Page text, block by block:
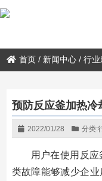
首页 / 新闻中心 /行业
预防反应釜加热冷
2022/01/28 分类:
用户在使用反
类故障能够减少企